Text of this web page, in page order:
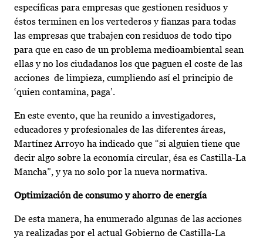
específicas para empresas que gestionen residuos y
éstos terminen en los vertederos y fianzas para todas
las empresas que trabajen con residuos de todo tipo
para que en caso de un problema medioambiental sean
ellas y no los ciudadanos los que paguen el coste de las
acciones de limpieza, cumpliendo así el principio de
‘quien contamina, paga’.
En este evento, que ha reunido a investigadores,
educadores y profesionales de las diferentes áreas,
Martínez Arroyo ha indicado que “si alguien tiene que
decir algo sobre la economía circular, ésa es Castilla-La
Mancha”, y ya no solo por la nueva normativa.
Optimización de consumo y ahorro de energía
De esta manera, ha enumerado algunas de las acciones
ya realizadas por el actual Gobierno de Castilla-La